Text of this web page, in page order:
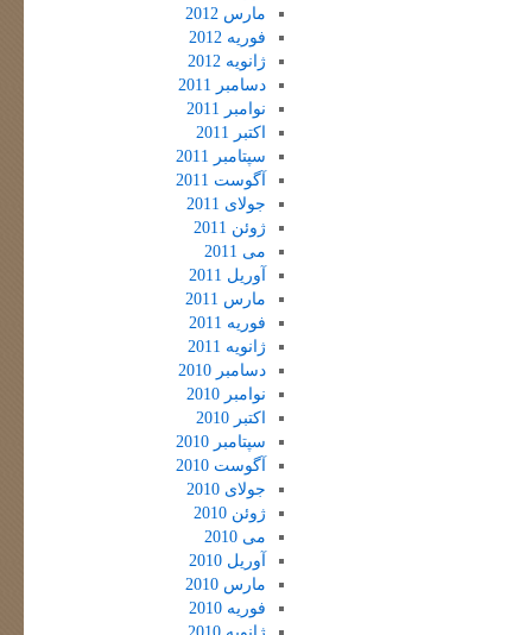
مارس 2012
فوریه 2012
ژانویه 2012
دسامبر 2011
نوامبر 2011
اکتبر 2011
سپتامبر 2011
آگوست 2011
جولای 2011
ژوئن 2011
می 2011
آوریل 2011
مارس 2011
فوریه 2011
ژانویه 2011
دسامبر 2010
نوامبر 2010
اکتبر 2010
سپتامبر 2010
آگوست 2010
جولای 2010
ژوئن 2010
می 2010
آوریل 2010
مارس 2010
فوریه 2010